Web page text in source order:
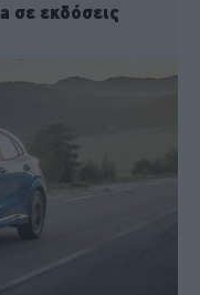
σε εκδόσεις